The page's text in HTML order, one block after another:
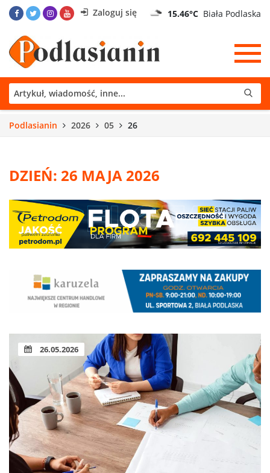
Zaloguj się 15.46°C Biała Podlaska
Podlasianin 2026 05 26
DZIEŃ: 26 MAJA 2026
26.05.2026